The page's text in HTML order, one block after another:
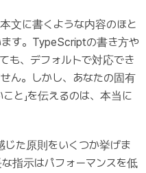
文に書くような内容のほと
す。TypeScriptの書き方や
も、デフォルトで対応でき
ん。しかし、あなたの固有
と」を伝えるのは、本当に
じた原則をいくつか挙げま
指示はパフォーマンスを低